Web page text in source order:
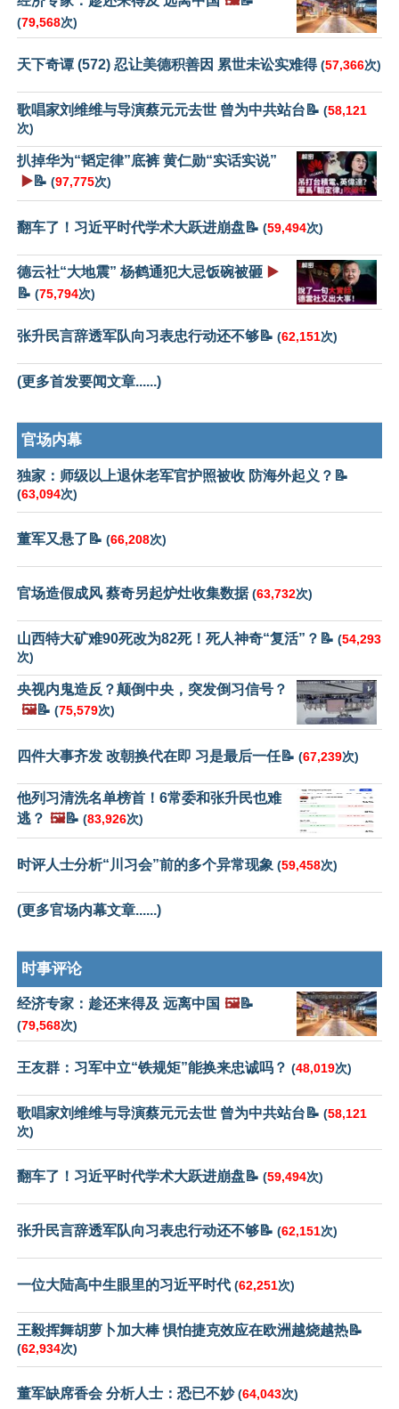
(79,568次)
天下奇谭 (572) 忍让美德积善因 累世未讼实难得(57,366次)
歌唱家刘维维与导演蔡元元去世 曾为中共站台📝 (58,121
次)
扒掉华为“韬定律”底裤 黄仁勋“实话实说”
▶️📝 (97,775次)
翻车了！习近平时代学术大跃进崩盘📝 (59,494次)
德云社“大地震” 杨鹤通犯大忌饭碗被砸 ▶️
📝 (75,794次)
张升民言辞透军队向习表忠行动还不够📝 (62,151次)
(更多首发要闻文章......)
官场内幕
独家：师级以上退休老军官护照被收 防海外起义？📝
(63,094次)
董军又悬了📝 (66,208次)
官场造假成风 蔡奇另起炉灶收集数据(63,732次)
山西特大矿难90死改为82死！死人神奇“复活”？📝 (54,293
次)
央视内鬼造反？颠倒中央，突发倒习信号？
🖼️📝 (75,579次)
四件大事齐发 改朝换代在即 习是最后一任📝 (67,239次)
他列习清洗名单榜首！6常委和张升民也难
逃？ 🖼️📝 (83,926次)
时评人士分析“川习会”前的多个异常现象 (59,458次)
(更多官场内幕文章......)
时事评论
经济专家：趁还来得及 远离中国 🖼️📝
(79,568次)
王友群：习军中立“铁规矩”能换来忠诚吗？ (48,019次)
歌唱家刘维维与导演蔡元元去世 曾为中共站台📝 (58,121
次)
翻车了！习近平时代学术大跃进崩盘📝 (59,494次)
张升民言辞透军队向习表忠行动还不够📝 (62,151次)
一位大陆高中生眼里的习近平时代 (62,251次)
王毅挥舞胡萝卜加大棒 惧怕捷克效应在欧洲越烧越热📝
(62,934次)
董军缺席香会 分析人士：恐已不妙(64,043次)